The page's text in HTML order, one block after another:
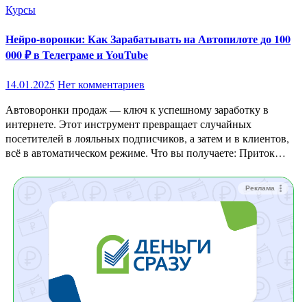
Курсы
Нейро-воронки: Как Зарабатывать на Автопилоте до 100
000 ₽ в Телеграме и YouTube
14.01.2025 Нет комментариев
Автоворонки продаж — ключ к успешному заработку в
интернете. Этот инструмент превращает случайных
посетителей в лояльных подписчиков, а затем и в клиентов,
всё в автоматическом режиме. Что вы получаете: Приток…
Реклама